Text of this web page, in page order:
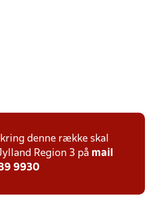
denne række skal
Region 3 på mail
9930